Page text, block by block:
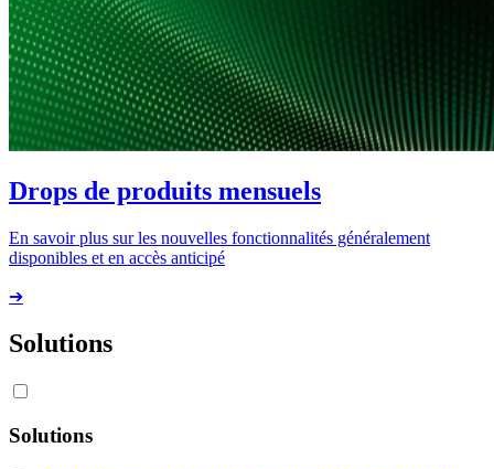
Drops de produits mensuels
En savoir plus sur les nouvelles fonctionnalités généralement
disponibles et en accès anticipé
➔
Solutions
Solutions